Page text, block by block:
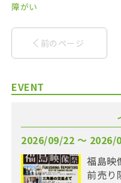
障がい
前のページ
EVENT
2026/09/22 〜 2026/
福島映
前売り